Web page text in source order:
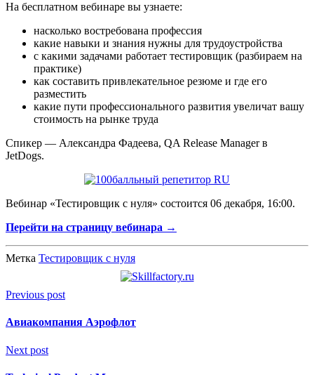
На бесплатном вебинаре вы узнаете:
насколько востребована профессия
какие навыки и знания нужны для трудоустройства
с какими задачами работает тестировщик (разбираем на
практике)
как составить привлекательное резюме и где его
разместить
какие пути профессионального развития увеличат вашу
стоимость на рынке труда
Спикер — Александра Фадеева, QA Release Manager в
JetDogs.
Вебинар «Тестировщик с нуля» состоится 06 декабря, 16:00.
Перейти на страницу вебинара →
Метка Тестировщик с нуля
Previous post
Авиакомпания Аэрофлот
Next post